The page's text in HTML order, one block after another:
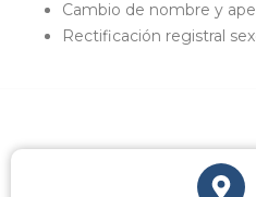
Cambio de nombre y
Rectificación registral